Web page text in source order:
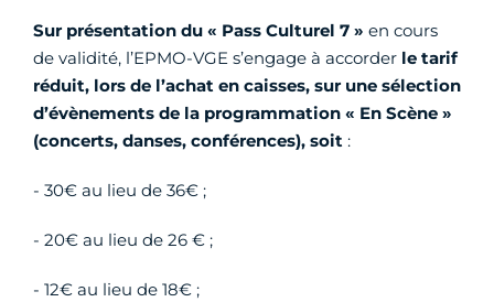
Sur présentation du « Pass Culturel 7 » en cours
de validité, l’EPMO-VGE s’engage à accorder le tarif
réduit, lors de l’achat en caisses, sur une sélection
d’évènements de la programmation « En Scène »
(concerts, danses, conférences), soit :
- 30€ au lieu de 36€ ;
- 20€ au lieu de 26 € ;
- 12€ au lieu de 18€ ;